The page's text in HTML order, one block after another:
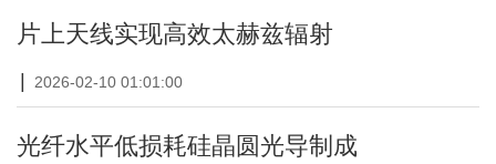
片上天线实现高效太赫兹辐射
2026-02-10 01:01:00
光纤水平低损耗硅晶圆光导制成